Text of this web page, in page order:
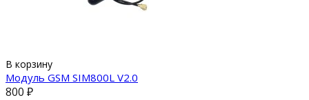
В корзину
Модуль GSM SIM800L V2.0
800 ₽